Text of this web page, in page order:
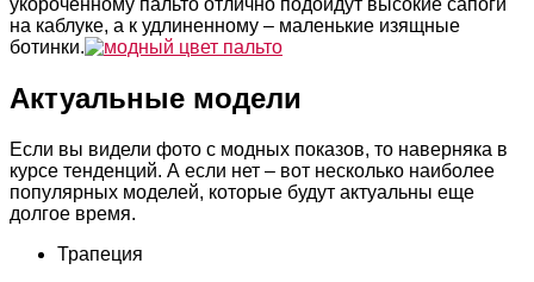
укороченному пальто отлично подойдут высокие сапоги
на каблуке, а к удлиненному – маленькие изящные
ботинки.
Актуальные модели
Если вы видели фото с модных показов, то наверняка в
курсе тенденций. А если нет – вот несколько наиболее
популярных моделей, которые будут актуальны еще
долгое время.
Трапеция